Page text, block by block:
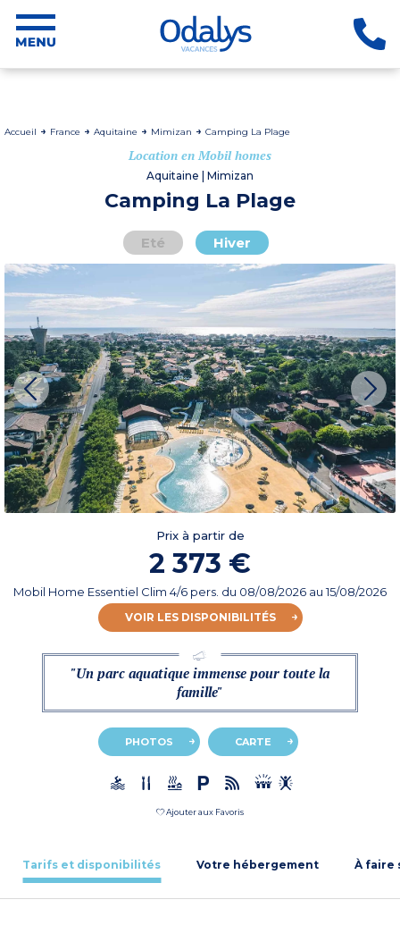
Accueil France Aquitaine Mimizan Camping La Plage
Location en Mobil homes
Aquitaine | Mimizan
Camping La Plage
Eté Hiver
Prix à partir de
2 373 €
Mobil Home Essentiel Clim 4/6 pers. du 08/08/2026 au 15/08/2026
VOIR LES DISPONIBILITÉS
"Un parc aquatique immense pour toute la
famille"
PHOTOS CARTE
Ajouter aux Favoris
Tarifs et disponibilités Votre hébergement À faire